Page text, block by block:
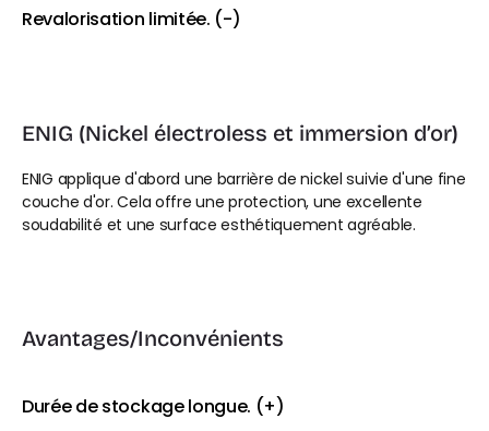
Revalorisation limitée. (-)
ENIG (Nickel électroless et immersion d’or)
ENIG applique d'abord une barrière de nickel suivie d'une fine
couche d'or. Cela offre une protection, une excellente
soudabilité et une surface esthétiquement agréable.
Avantages/Inconvénients
Durée de stockage longue. (+)